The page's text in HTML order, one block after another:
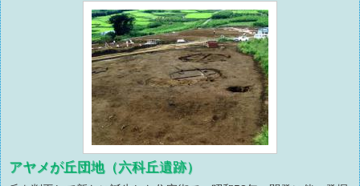
アヤメが丘団地（六科丘遺跡）